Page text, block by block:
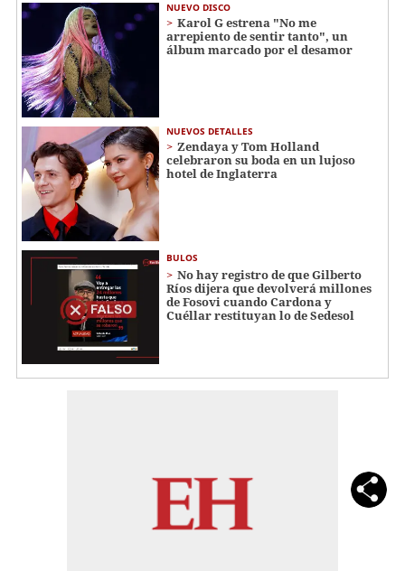
NUEVO DISCO
Karol G estrena "No me
arrepiento de sentir tanto", un
álbum marcado por el desamor
NUEVOS DETALLES
Zendaya y Tom Holland
celebraron su boda en un lujoso
hotel de Inglaterra
BULOS
No hay registro de que Gilberto
Ríos dijera que devolverá millones
de Fosovi cuando Cardona y
Cuéllar restituyan lo de Sedesol